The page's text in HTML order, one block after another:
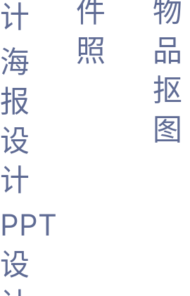
计
海
报
设
计
PPT
设
件
照
物
品
抠
图